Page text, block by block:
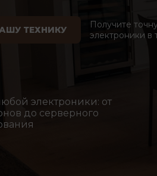
ТЕХНИКУ
Получите
электроники в
электроники: от
до серверного